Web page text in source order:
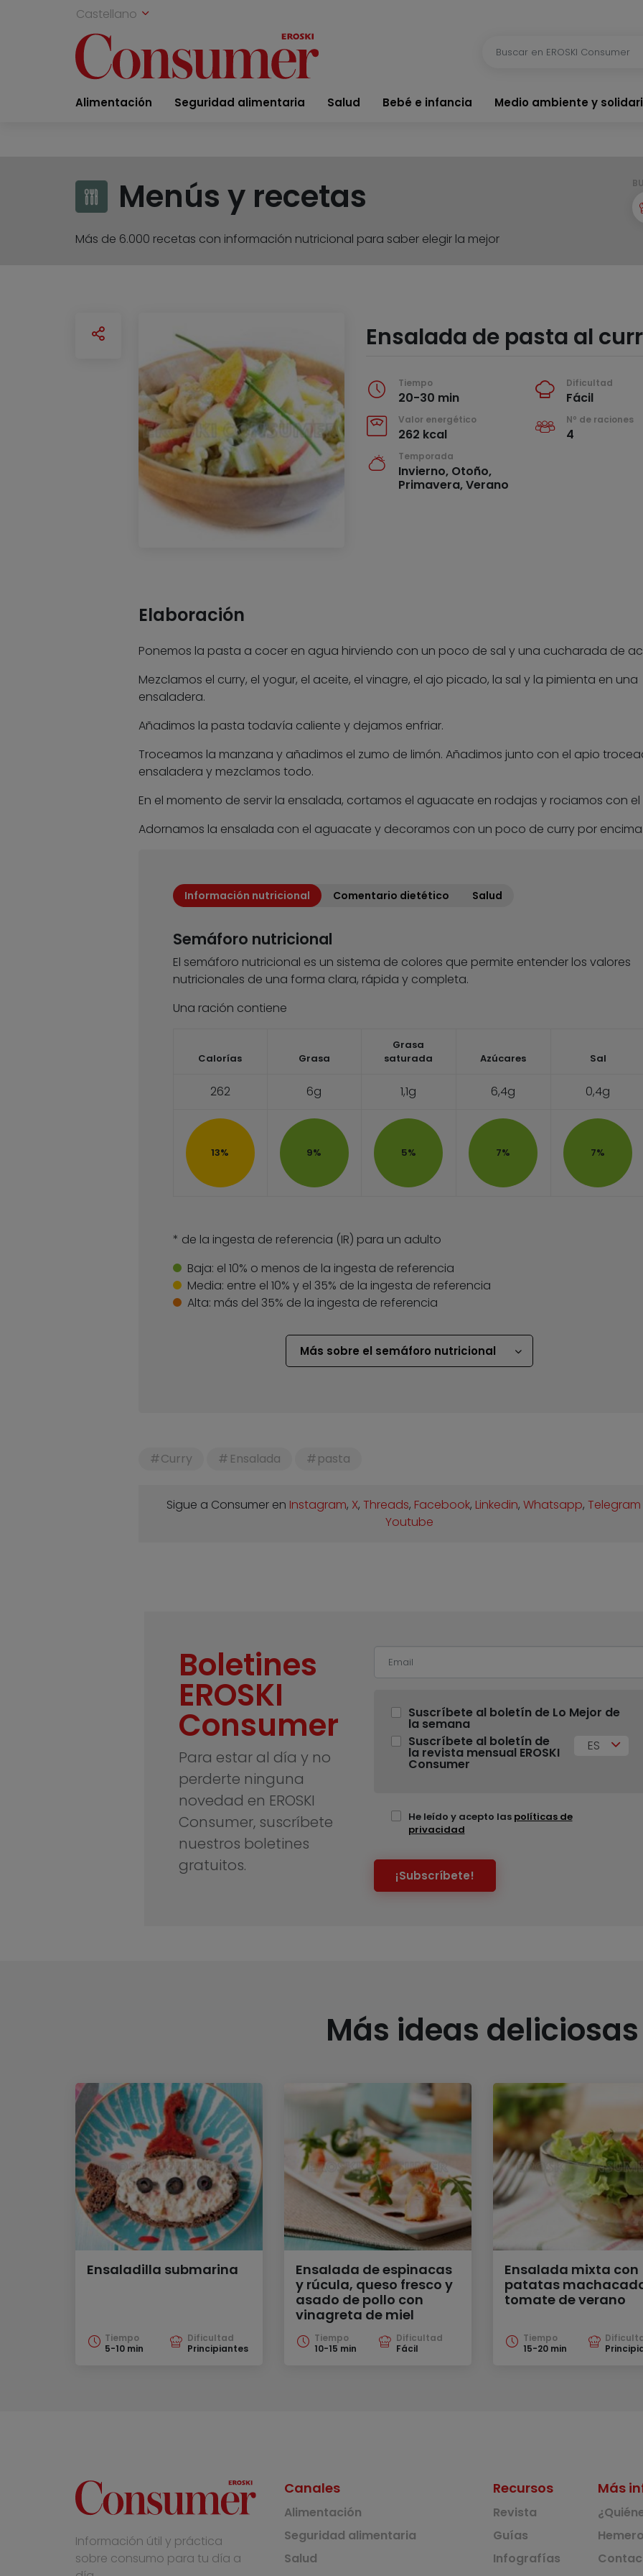
Castellano
Alimentación Seguridad alimentaria Salud Bebé e infancia Medio ambiente y
Menús y recetas
Más de 6.000 recetas con información nutricional para saber elegir la mejor
Ensalada de pasta al
Tiempo
20-30 min
Dificultad
Fácil
Valor energético
262 kcal
Nº de raciones
4
Temporada
Invierno, Otoño,
Primavera, Verano
Elaboración
Ponemos la pasta a cocer en agua hirviendo con un poco de sal y una cucharada de
Mezclamos el curry, el yogur, el aceite, el vinagre, el ajo picado, la sal y la pimienta en una
ensaladera.
Añadimos la pasta todavía caliente y dejamos enfriar.
Troceamos la manzana y añadimos el zumo de limón. Añadimos junto con el apio
ensaladera y mezclamos todo.
En el momento de servir la ensalada, cortamos el aguacate en rodajas y rociamos con el
Adornamos la ensalada con el aguacate y decoramos con un poco de curry por
Información nutricional Comentario dietético Salud
Semáforo nutricional
El semáforo nutricional es un sistema de colores que permite entender los valores
nutricionales de una forma clara, rápida y completa.
Una ración contiene
Calorías Grasa
Grasa
saturada
Azúcares Sal
262 6g 1,1g 6,4g 0,4g
13% 9% 5% 7% 7%
* de la ingesta de referencia (IR) para un adulto
Baja: el 10% o menos de la ingesta de referencia
Media: entre el 10% y el 35% de la ingesta de referencia
Alta: más del 35% de la ingesta de referencia
Más sobre el semáforo nutricional
Curry Ensalada pasta
Sigue a Consumer en Instagram, X,Threads, Facebook, Linkedin,Whatsapp,Telegram
Youtube
Boletines
EROSKI
Consumer
Para estar al día y no
perderte ninguna
novedad en EROSKI
Consumer, suscríbete
nuestros boletines
gratuitos.
Suscríbete al boletín de Lo Mejor de
la semana
Suscríbete al boletín de
la revista mensual EROSKI
Consumer
ES
He leído y acepto las políticas de
privacidad
¡Subscríbete!
Más ideas deliciosas
Ensaladilla submarina
Tiempo
5-10 min
Dificultad
Principiantes
Ensalada de espinacas
y rúcula, queso fresco y
asado de pollo con
vinagreta de miel
Tiempo
10-15 min
Dificultad
Fácil
Ensalada mixta con
patatas
tomate de verano
Tiempo
15-20 min
Información útil y práctica
sobre consumo para tu día a
Canales
Alimentación
Seguridad alimentaria
Salud
Recursos
Revista
Guías
Infografías
Más